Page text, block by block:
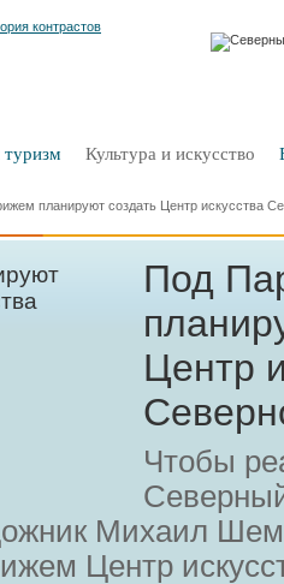
Культура и искусство
планируют создать Центр искусства
Под
Центр
Чтобы
Михаил
Центр